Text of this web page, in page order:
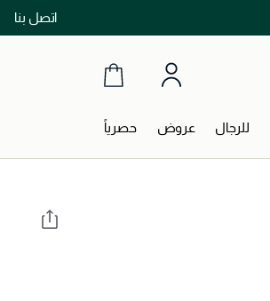
اتصل بنااشتري الآن و ادفع لاحقاً مع تابي و تمارا!
للرجال عروض حصرياً